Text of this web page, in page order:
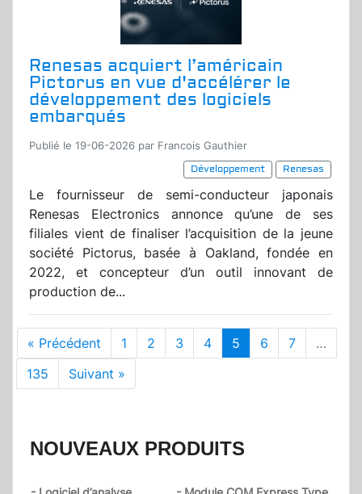
Renesas acquiert l’américain
Pictorus en vue d'accélérer le
développement des logiciels
embarqués
Publié le 19-06-2026 par Francois Gauthier
Développement
Renesas
Le fournisseur de semi-conducteur japonais
Renesas Electronics annonce qu’une de ses
filiales vient de finaliser l’acquisition de la jeune
société Pictorus, basée à Oakland, fondée en
2022, et concepteur d’un outil innovant de
production de...
« Précédent 1 2 3 4 5 6 7
…
135
Suivant »
NOUVEAUX PRODUITS